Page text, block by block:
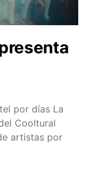
por días La
Cooltural
artistas por